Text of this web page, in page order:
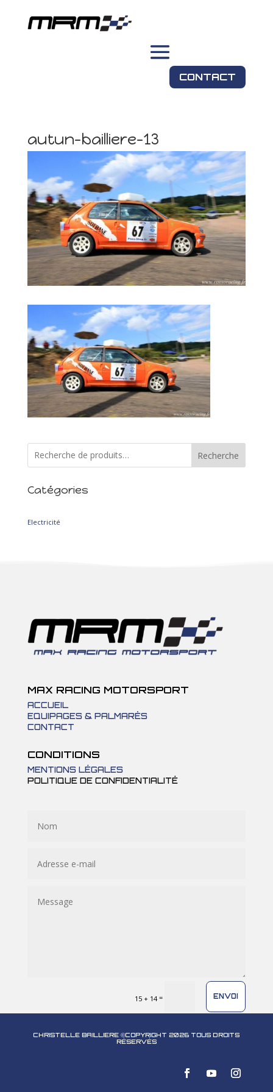
CONTACT
autun-bailliere-13
Recherche
Catégories
Electricité
MAX RACING MOTORSPORT
ACCUEIL
EQUIPAGES & PALMARÈS
CONTACT
CONDITIONS
MENTIONS LÉGALES
POLITIQUE DE CONFIDENTIALITÉ
15 + 14= ENVOI
CHRISTELLE BAILLIERE ©COPYRIGHT 2026 TOUS DROITS
RÉSERVÉS